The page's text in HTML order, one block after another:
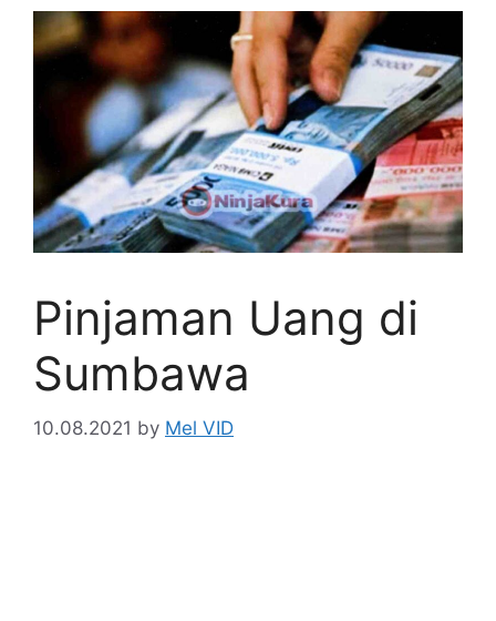
Pinjaman Uang di
Sumbawa
10.08.2021 by Mel VID